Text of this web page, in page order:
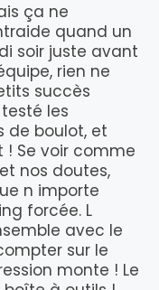
ça ne
quand un
soir juste avant
rien ne
succès
les
de boulot, et
Se voir comme
nos doutes,
n importe
forcée. L
avec le
sur le
monte ! Le